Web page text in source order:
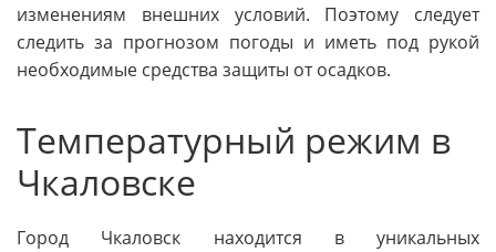
изменениям внешних условий. Поэтому следует
следить за прогнозом погоды и иметь под рукой
необходимые средства защиты от осадков.
Температурный режим в
Чкаловске
Город Чкаловск находится в уникальных